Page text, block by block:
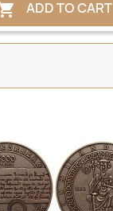
ADD TO CART